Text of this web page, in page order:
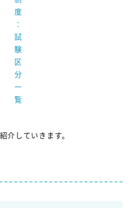
度
：
試
験
区
分
一
覧
介していきます。